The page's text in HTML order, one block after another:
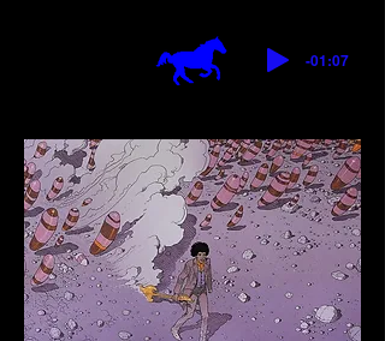
-01:07